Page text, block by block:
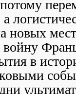
новых
в